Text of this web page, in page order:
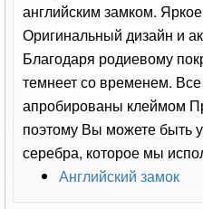
английским замком.
Оригинальный дизайн и
Благодаря родиевому
темнеет со временем.
апробированы клеймом
поэтому Вы можете быть
серебра, которое мы
Английский замок